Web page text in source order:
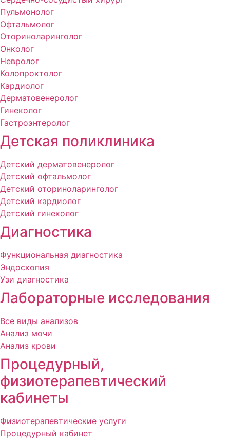
Пульмонолог
Офтальмолог
Оториноларинголог
Онколог
Невролог
Колопроктолог
Кардиолог
Дерматовенеролог
Гинеколог
Гастроэнтеролог
Детская поликлиника
Детский дерматовенеролог
Детский офтальмолог
Детский оториноларинголог
Детский кардиолог
Детский гинеколог
Диагностика
Функциональная диагностика
Эндоскопия
Узи диагностика
Лабораторные исследования
Все виды анализов
Анализ мочи
Анализ крови
Процедурный,
физиотерапевтический
кабинеты
Физиотерапевтические услуги
Процедурный кабинет